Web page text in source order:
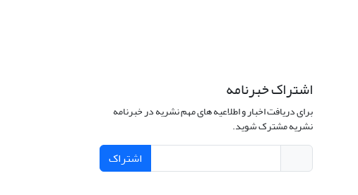
اشتراک خبرنامه
برای دریافت اخبار و اطلاعیه های مهم نشریه در خبرنامه
نشریه مشترک شوید.
اشتراک